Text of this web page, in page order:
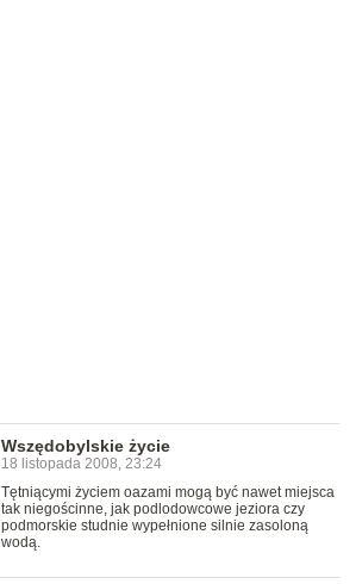
Wszędobylskie życie
18 listopada 2008, 23:24
Tętniącymi życiem oazami mogą być nawet miejsca
tak niegościnne, jak podlodowcowe jeziora czy
podmorskie studnie wypełnione silnie zasoloną
wodą.